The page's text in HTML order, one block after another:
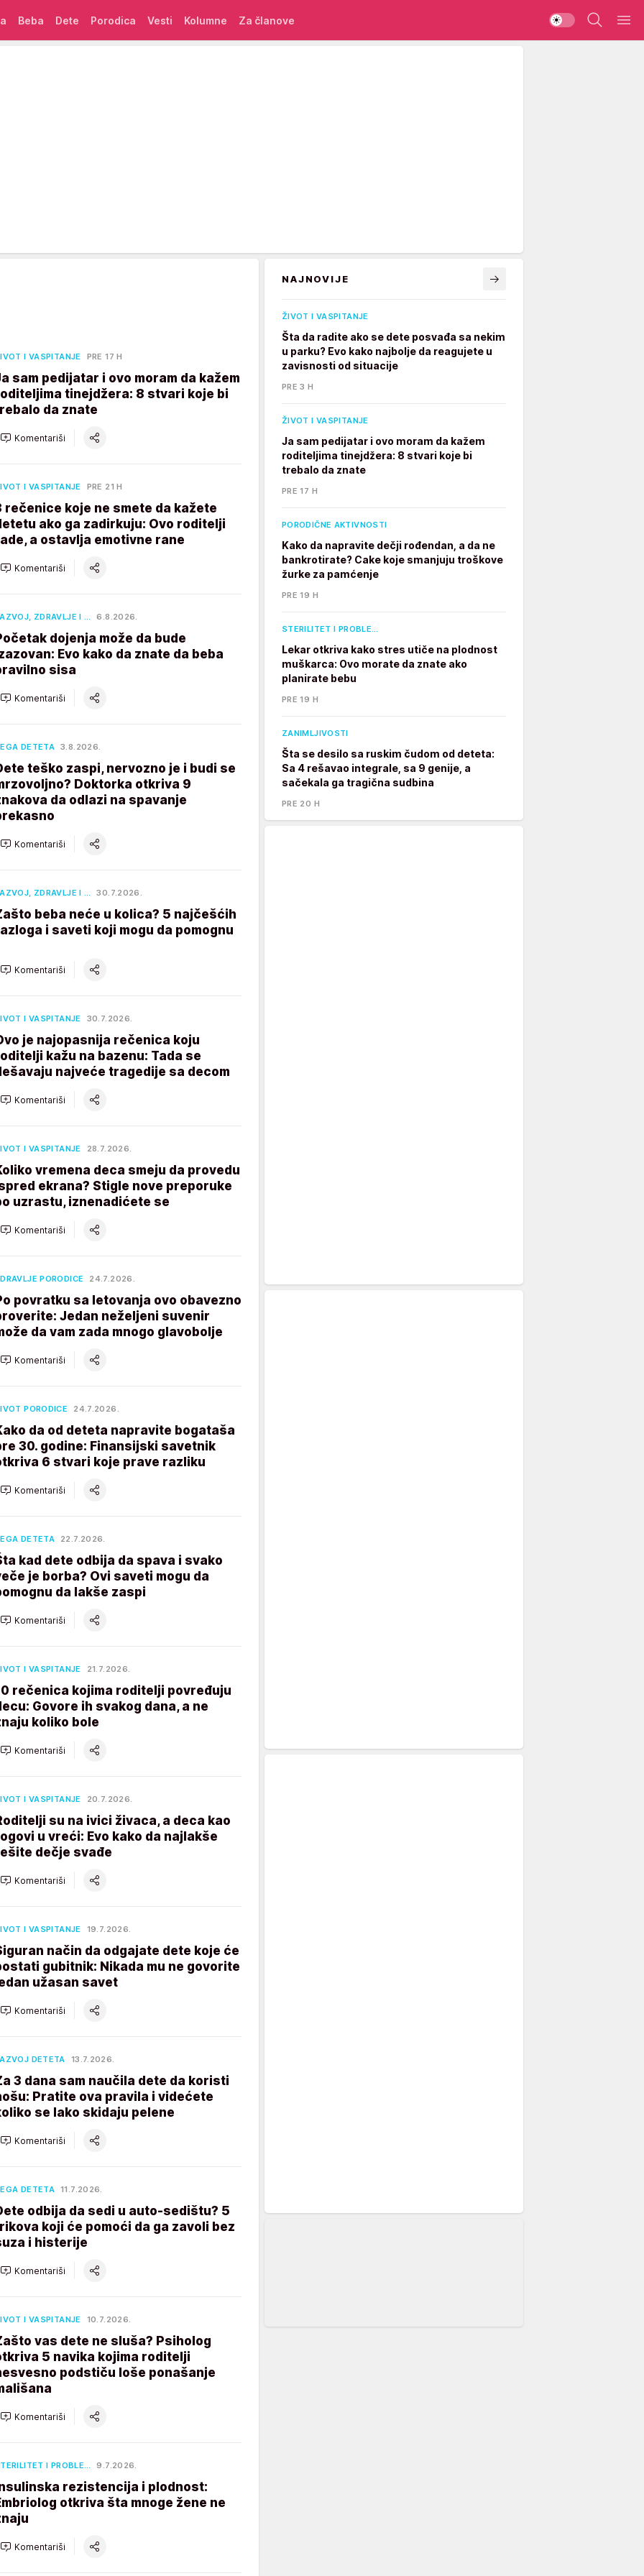
Beba Dete Porodica Vesti Kolumne Za članove
I VASPITANJE PRE 17 H
sam pedijatar i ovo moram da kažem
tinejdžera: 8 stvari koje bi
da znate
Komentariši
I VASPITANJE PRE 21 H
rečenice koje ne smete da kažete
ako ga zadirkuju: Ovo roditelji
a ostavlja emotivne rane
Komentariši
ZDRAVLJE I … 6.8.2026.
dojenja može da bude
Evo kako da znate da beba
sisa
Komentariši
DETETA 3.8.2026.
teško zaspi, nervozno je i budi se
Doktorka otkriva 9
da odlazi na spavanje
Komentariši
ZDRAVLJE I … 30.7.2026.
beba neće u kolica? 5 najčešćih
i saveti koji mogu da pomognu
Komentariši
I VASPITANJE 30.7.2026.
je najopasnija rečenica koju
kažu na bazenu: Tada se
najveće tragedije sa decom
Komentariši
I VASPITANJE 28.7.2026.
vremena deca smeju da provedu
ekrana? Stigle nove preporuke
uzrastu, iznenadićete se
Komentariši
PORODICE 24.7.2026.
povratku sa letovanja ovo obavezno
Jedan neželjeni suvenir
da vam zada mnogo glavobolje
Komentariši
PORODICE 24.7.2026.
da od deteta napravite bogataša
30. godine: Finansijski savetnik
6 stvari koje prave razliku
Komentariši
DETETA 22.7.2026.
kad dete odbija da spava i svako
je borba? Ovi saveti mogu da
da lakše zaspi
Komentariši
I VASPITANJE 21.7.2026.
rečenica kojima roditelji povređuju
Govore ih svakog dana, a ne
koliko bole
Komentariši
I VASPITANJE 20.7.2026.
su na ivici živaca, a deca kao
u vreći: Evo kako da najlakše
dečje svađe
Komentariši
I VASPITANJE 19.7.2026.
način da odgajate dete koje će
gubitnik: Nikada mu ne govorite
užasan savet
Komentariši
DETETA 13.7.2026.
3 dana sam naučila dete da koristi
Pratite ova pravila i videćete
se lako skidaju pelene
Komentariši
DETETA 11.7.2026.
odbija da sedi u auto-sedištu? 5
koji će pomoći da ga zavoli bez
i histerije
Komentariši
I VASPITANJE 10.7.2026.
vas dete ne sluša? Psiholog
5 navika kojima roditelji
podstiču loše ponašanje
Komentariši
I PROBLE… 9.7.2026.
rezistencija i plodnost:
otkriva šta mnoge žene ne
Komentariši
NAJNOVIJE
ŽIVOT I VASPITANJE
Šta da radite ako se dete posvađa sa nekim
u parku? Evo kako najbolje da reagujete u
zavisnosti od situacije
PRE 3 H
ŽIVOT I VASPITANJE
Ja sam pedijatar i ovo moram da kažem
roditeljima tinejdžera: 8 stvari koje bi
trebalo da znate
PRE 17 H
PORODIČNE AKTIVNOSTI
Kako da napravite dečji rođendan, a da ne
bankrotirate? Cake koje smanjuju troškove
žurke za pamćenje
PRE 19 H
STERILITET I PROBLE…
Lekar otkriva kako stres utiče na plodnost
muškarca: Ovo morate da znate ako
planirate bebu
PRE 19 H
ZANIMLJIVOSTI
Šta se desilo sa ruskim čudom od deteta:
Sa 4 rešavao integrale, sa 9 genije, a
sačekala ga tragična sudbina
PRE 20 H